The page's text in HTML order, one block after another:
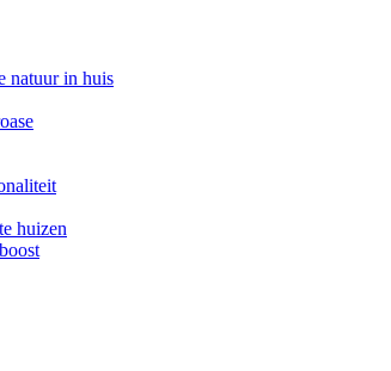
natuur in huis
huizen